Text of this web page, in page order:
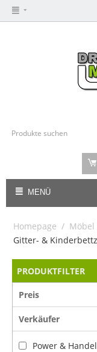
MENÜ
Homepage / Möbel
Gitter- &
PRODUKTFILTER
Preis
Verkäufer
Power &